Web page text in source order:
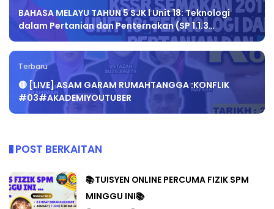
BAHASA MELAYU TAHUN 5 SJK l Unit 18: Teknologi
dalam Pertanian dan Penternakan (SP 1.1.3…
Terbaru
🔴 [LIVE] ASAM GARAM RUMAHTANGGA :KONFLIK
#03#AKADEMIYOUTUBER
POST BERKAITAN
📚TUISYEN ONLINE PERCUMA FIZIK SPM
MINGGU INI📚